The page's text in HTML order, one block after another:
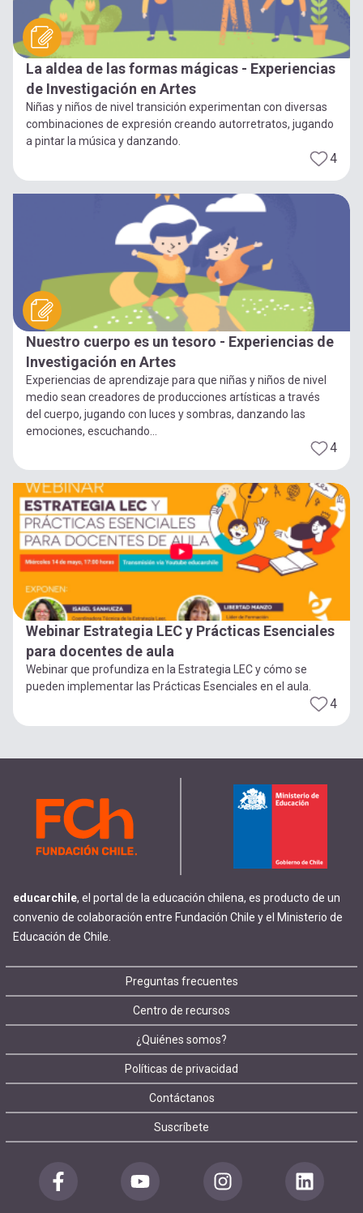
La aldea de las formas mágicas - Experiencias
de Investigación en Artes
Niñas y niños de nivel transición experimentan con diversas
combinaciones de expresión creando autorretratos, jugando
a pintar la música y danzando.
4
Nuestro cuerpo es un tesoro - Experiencias de
Investigación en Artes
Experiencias de aprendizaje para que niñas y niños de nivel
medio sean creadores de producciones artísticas a través
del cuerpo, jugando con luces y sombras, danzando las
emociones, escuchando...
4
Webinar Estrategia LEC y Prácticas Esenciales
para docentes de aula
Webinar que profundiza en la Estrategia LEC y cómo se
pueden implementar las Prácticas Esenciales en el aula.
4
educarchile, el portal de la educación chilena, es producto de un
convenio de colaboración entre Fundación Chile y el Ministerio de
Educación de Chile.
Footer
menu
Preguntas frecuentes
Centro de recursos
¿Quiénes somos?
Políticas de privacidad
Contáctanos
Suscríbete
Redes